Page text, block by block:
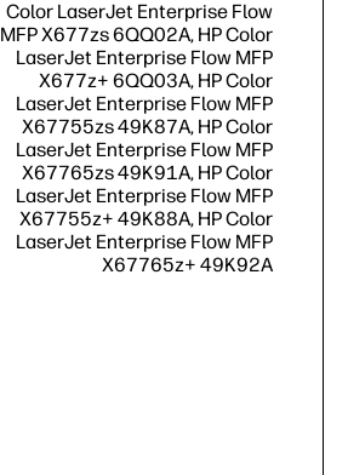
Color LaserJet Enterprise Flow
MFP X677zs 6QQ02A, HP Color
LaserJet Enterprise Flow MFP
X677z+ 6QQ03A, HP Color
LaserJet Enterprise Flow MFP
X67755zs 49K87A, HP Color
LaserJet Enterprise Flow MFP
X67765zs 49K91A, HP Color
LaserJet Enterprise Flow MFP
X67755z+ 49K88A, HP Color
LaserJet Enterprise Flow MFP
‎X67765z‎+ ‎49K92A